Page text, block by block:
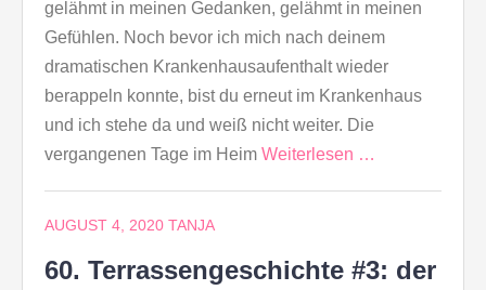
gelähmt in meinen Gedanken, gelähmt in meinen
Gefühlen. Noch bevor ich mich nach deinem
dramatischen Krankenhausaufenthalt wieder
berappeln konnte, bist du erneut im Krankenhaus
und ich stehe da und weiß nicht weiter. Die
vergangenen Tage im Heim Weiterlesen …
AUGUST 4, 2020 TANJA
60. Terrassengeschichte #3: der